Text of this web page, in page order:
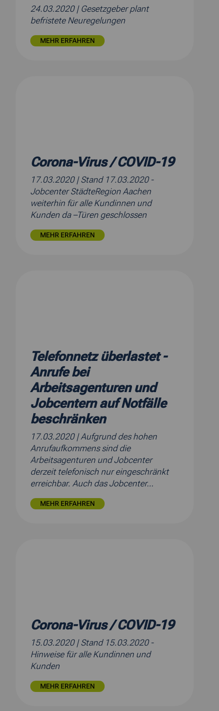
24.03.2020 | Gesetzgeber plant
befristete Neuregelungen
MEHR ERFAHREN
Corona-Virus / COVID-19
17.03.2020 | Stand 17.03.2020 -
Jobcenter StädteRegion Aachen
weiterhin für alle Kundinnen und
Kunden da –Türen geschlossen
MEHR ERFAHREN
Telefonnetz überlastet -
Anrufe bei
Arbeitsagenturen und
Jobcentern auf Notfälle
beschränken
17.03.2020 | Aufgrund des hohen
Anrufaufkommens sind die
Arbeitsagenturen und Jobcenter
derzeit telefonisch nur eingeschränkt
erreichbar. Auch das Jobcenter…
MEHR ERFAHREN
Corona-Virus / COVID-19
15.03.2020 | Stand 15.03.2020 -
Hinweise für alle Kundinnen und
Kunden
MEHR ERFAHREN